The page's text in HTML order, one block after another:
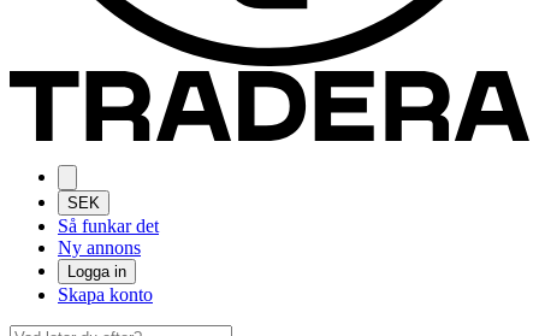
SEK
Så funkar det
Ny annons
Logga in
Skapa konto